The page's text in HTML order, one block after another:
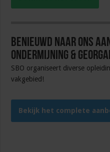
Benieuwd naar ons
Ondermijning &
SBO organiseert diverse
vakgebied!
Bekijk het complete